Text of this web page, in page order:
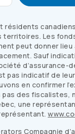
territoires. Les
peut donner
Sauf
indicatif de
en confirmer
des fiscalistes,
une
Compagnie